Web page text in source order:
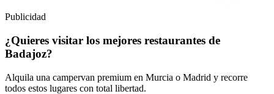
Publicidad
¿Quieres visitar los mejores restaurantes de
Badajoz?
Alquila una campervan premium en Murcia o Madrid y recorre
todos estos lugares con total libertad.